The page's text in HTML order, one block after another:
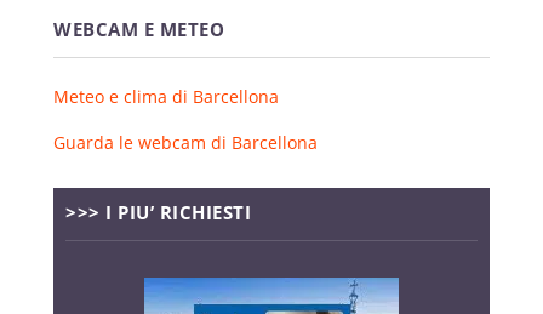
WEBCAM E METEO
Meteo e clima di Barcellona
Guarda le webcam di Barcellona
>>> I PIU’ RICHIESTI